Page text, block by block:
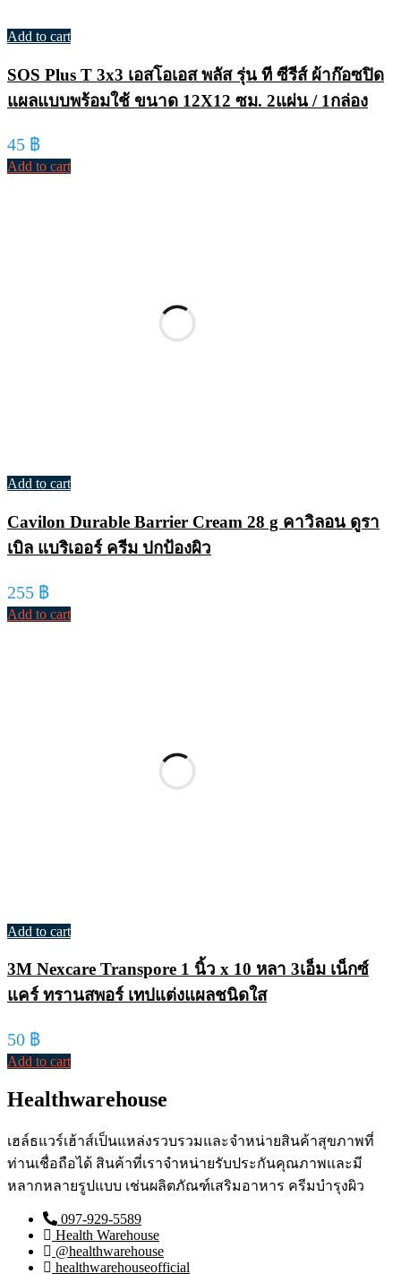
Add to cart
SOS Plus T 3x3 เอสโอเอส พลัส รุ่น ที ซีรีส์ ผ้าก๊อซปิด
แผลแบบพร้อมใช้ ขนาด 12X12 ซม. 2แผ่น / 1กล่อง
45 ฿
Add to cart
Add to cart
Cavilon Durable Barrier Cream 28 g คาวิลอน ดูรา
เบิล แบริเออร์ ครีม ปกป้องผิว
255 ฿
Add to cart
Add to cart
3M Nexcare Transpore 1 นิ้ว x 10 หลา 3เอ็ม เน็กซ์
แคร์ ทรานสพอร์ เทปแต่งแผลชนิดใส
50 ฿
Add to cart
Healthwarehouse
เฮล์ธแวร์เฮ้าส์เป็นแหล่งรวบรวมและจำหน่ายสินค้าสุขภาพที่
ท่านเชื่อถือได้ สินค้าที่เราจำหน่ายรับประกันคุณภาพและมี
หลากหลายรูปแบบ เช่นผลิตภัณฑ์เสริมอาหาร ครีมบำรุงผิว
097-929-5589
Health Warehouse
@healthwarehouse
healthwarehouseofficial